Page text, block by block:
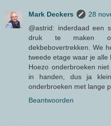
Mark Deckers
28
@astrid: inderdaad een
druk te maken
dekbebovertrekken. We
tweede etage waar je alle
Hoezo onderbroeken
in handen, dus ja
onderbroeken met lange
Beantwoorden